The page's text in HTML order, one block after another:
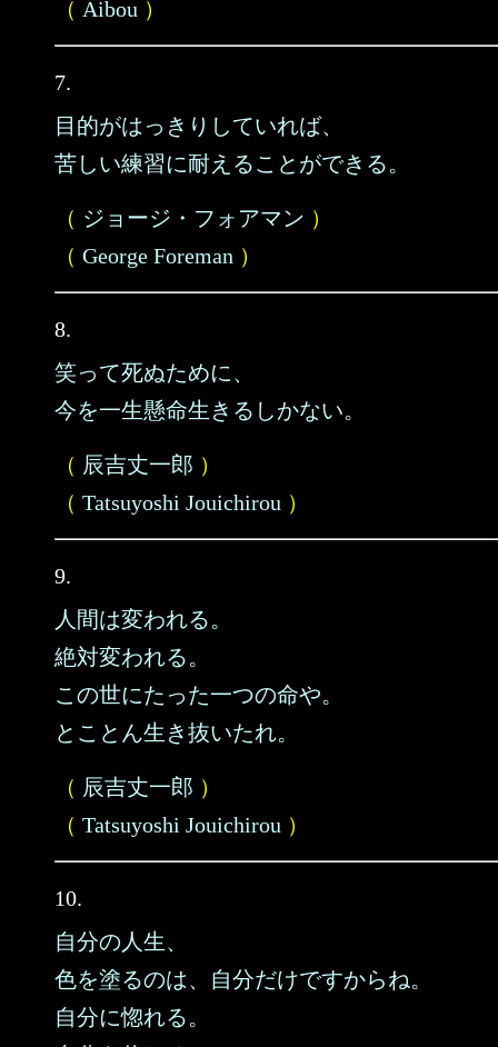
（ Aibou ）
7.
目的がはっきりしていれば、
苦しい練習に耐えることができる。
（ ジョージ・フォアマン ）
（ George Foreman ）
8.
笑って死ぬために、
今を一生懸命生きるしかない。
（ 辰吉丈一郎 ）
（ Tatsuyoshi Jouichirou ）
9.
人間は変われる。
絶対変われる。
この世にたった一つの命や。
とことん生き抜いたれ。
（ 辰吉丈一郎 ）
（ Tatsuyoshi Jouichirou ）
10.
自分の人生、
色を塗るのは、自分だけですからね。
自分に惚れる。